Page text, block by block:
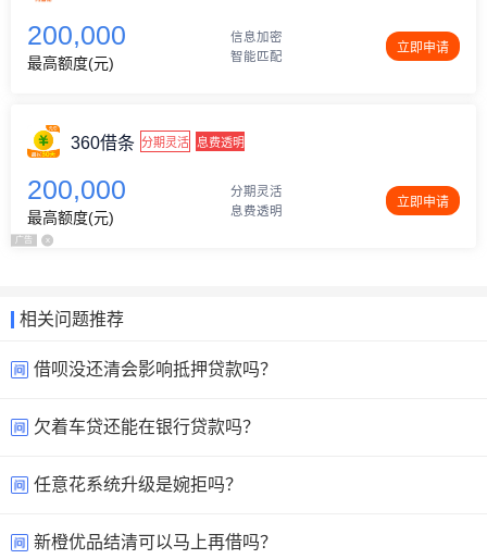
广告 x
200,000
最高额度(元)
信息加密
智能匹配
立即申请
360借条 分期灵活 息费透明
200,000
最高额度(元)
分期灵活
息费透明
立即申请
相关问题推荐
借呗没还清会影响抵押贷款吗？
欠着车贷还能在银行贷款吗？
任意花系统升级是婉拒吗？
新橙优品结清可以马上再借吗？